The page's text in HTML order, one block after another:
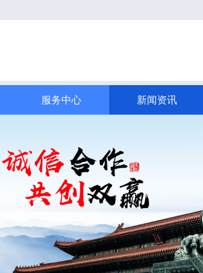
服务中心 新闻资讯